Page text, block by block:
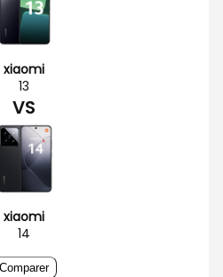
xiaomi
13
VS
xiaomi
14
Comparer